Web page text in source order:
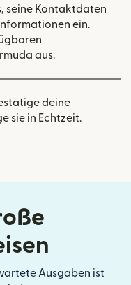
seine Kontaktdaten
ein.
aus.
deine
sie in Echtzeit.
Ausgaben ist